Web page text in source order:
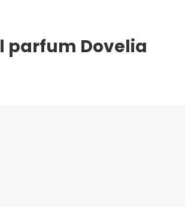
parfum Dovelia